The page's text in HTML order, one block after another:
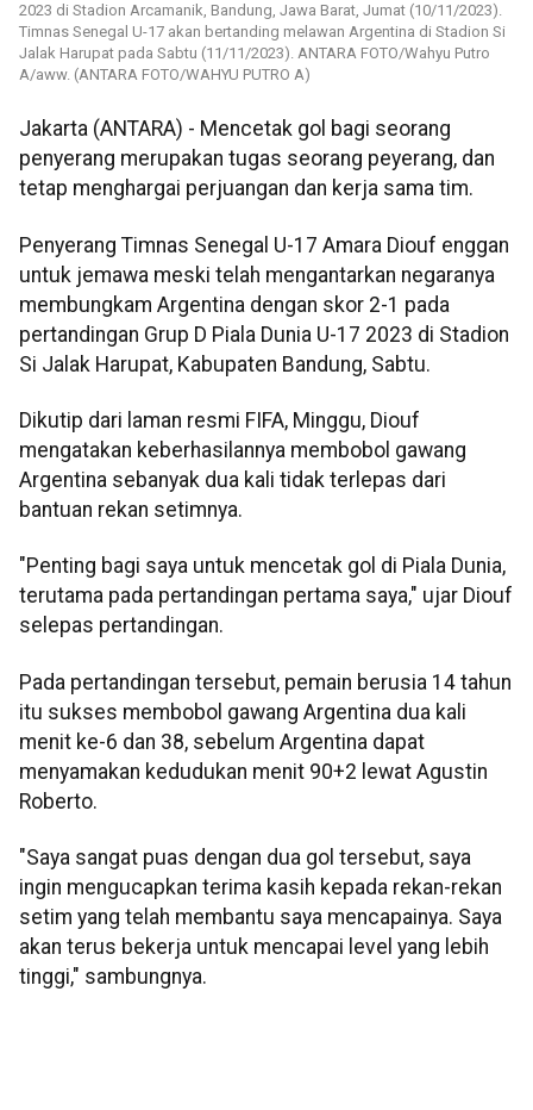
2023 di Stadion Arcamanik, Bandung, Jawa Barat, Jumat (10/11/2023).
Timnas Senegal U-17 akan bertanding melawan Argentina di Stadion Si
Jalak Harupat pada Sabtu (11/11/2023). ANTARA FOTO/Wahyu Putro
A/aww. (ANTARA FOTO/WAHYU PUTRO A)
Jakarta (ANTARA) - Mencetak gol bagi seorang
penyerang merupakan tugas seorang peyerang, dan
tetap menghargai perjuangan dan kerja sama tim.
Penyerang Timnas Senegal U-17 Amara Diouf enggan
untuk jemawa meski telah mengantarkan negaranya
membungkam Argentina dengan skor 2-1 pada
pertandingan Grup D Piala Dunia U-17 2023 di Stadion
Si Jalak Harupat, Kabupaten Bandung, Sabtu.
Dikutip dari laman resmi FIFA, Minggu, Diouf
mengatakan keberhasilannya membobol gawang
Argentina sebanyak dua kali tidak terlepas dari
bantuan rekan setimnya.
"Penting bagi saya untuk mencetak gol di Piala Dunia,
terutama pada pertandingan pertama saya," ujar Diouf
selepas pertandingan.
Pada pertandingan tersebut, pemain berusia 14 tahun
itu sukses membobol gawang Argentina dua kali
menit ke-6 dan 38, sebelum Argentina dapat
menyamakan kedudukan menit 90+2 lewat Agustin
Roberto.
"Saya sangat puas dengan dua gol tersebut, saya
ingin mengucapkan terima kasih kepada rekan-rekan
setim yang telah membantu saya mencapainya. Saya
akan terus bekerja untuk mencapai level yang lebih
tinggi," sambungnya.